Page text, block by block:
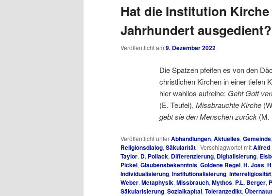
Hat die Institution Kirche
Jahrhundert ausgedient?
Veröffentlicht am 9. Dezember 2022
Die Spatzen pfeifen es von den
christlichen Kirchen in einer tiefen
hier wahllos aufreihe: Geht Gott
(E. Teufel), Missbrauchte Kirche
gebt sie den Menschen zurück (M.
Veröffentlicht unterAbhandlungen, Aktuelles, Gemeinde,
Religionsdialog, Säkularität | Verschlagwortet mitAlfred
Taylor, D. Pollack, Differenzierung, Digitalisierung,
Pickel, Glaubensbekenntnis, Goldene Regel, H. Joas,
Individualisierung, Institutionalisierung, Interreligiosität,
Weber, Metaphysik, Missbrauch, Mythos, P.L. Berger,
Säkularisierung, Sozialkapital, Toleranzedikt,